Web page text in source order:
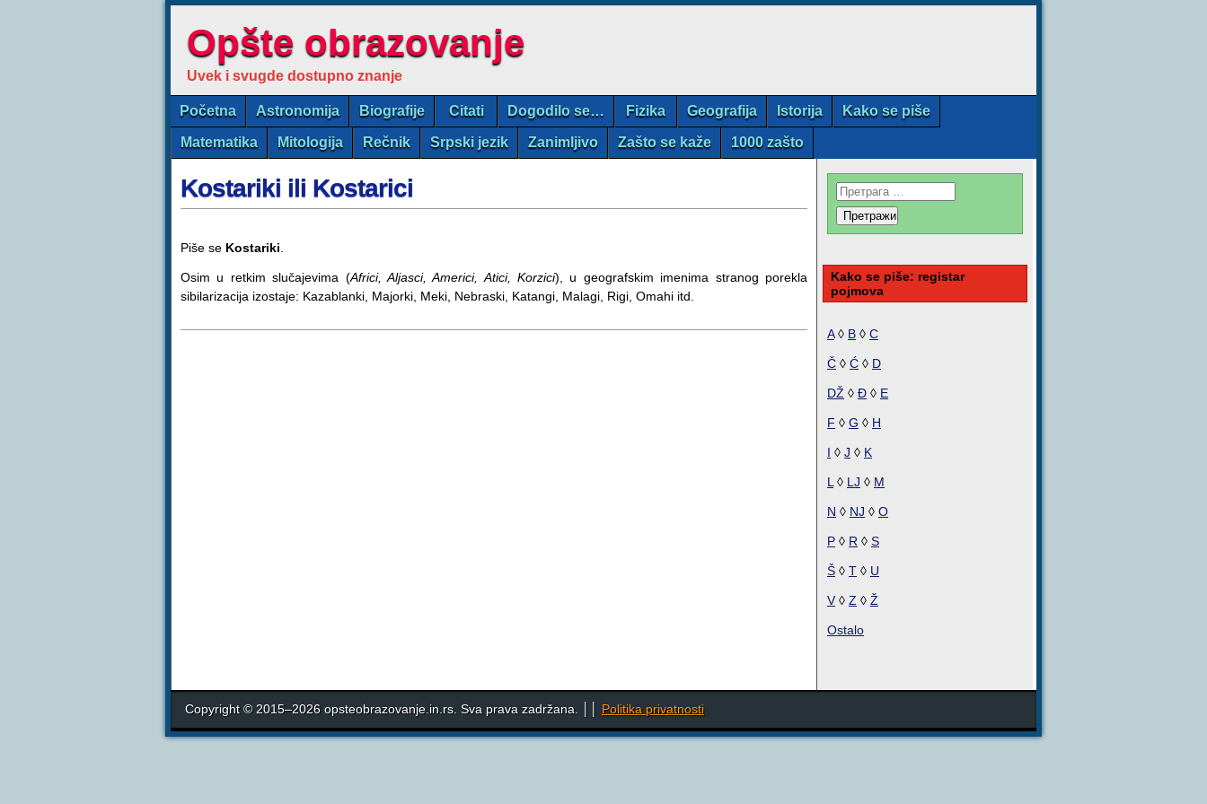
Opšte obrazovanje
Uvek i svugde dostupno znanje
Početna Astronomija Biografije Citati Dogodilo se… Fizika Geografija Istorija Kako se piše
Matematika Mitologija Rečnik Srpski jezik Zanimljivo Zašto se kaže 1000 zašto
Kostariki ili Kostarici
Piše se Kostariki
Osim u retkim slučajevima (Africi, Aljasci, Americi, Atici, Korzici), u geografskim imenima stranog porekla
sibilarizacija izostaje: Kazablanki, Majorki, Meki, Nebraski, Katangi, Malagi, Rigi, Omahi itd.
Kako se piše: registar
pojmova
A◊ B ◊ C
Č ◊ Ć ◊ D
DŽ ◊ Đ ◊ E
F ◊ G ◊ H
I ◊ J ◊ K
L ◊ LJ ◊ M
N ◊ NJ ◊ O
P ◊ R ◊ S
Š ◊ T ◊ U
V ◊ Z ◊ Ž
Ostalo
Copyright © 2015–2026 opsteobrazovanje.in.rs. Sva prava zadržana. ││ Politika privatnosti